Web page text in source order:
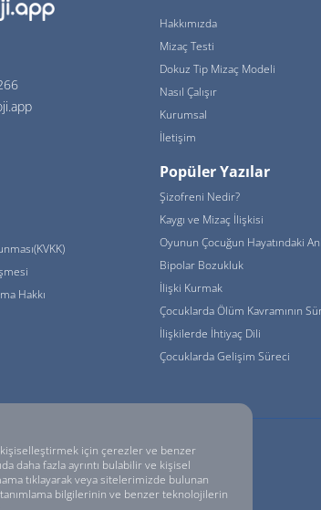
Hakkı
Hakkımızda
Mizaç Testi
Dokuz Tip Mizaç Modeli
Nasıl Çalışır
Kurumsal
İletişim
Popüler Yazılar
Şizofreni Nedir?
Kaygı ve Mizaç İlişkisi
Oyunun Çocuğun Hayatındaki
Bipolar Bozukluk
İlişki Kurmak
Çocuklarda Ölüm Kavramının
İlişkilerde İhtiyaç Dili
Çocuklarda Gelişim Süreci
Eğitim ve Danışmanlık Tic. Ltd. Şti. Tüm Hakları Sakldır.
için çerezler ve benzer
daha fazla ayrıntı bulabilir ve kişisel
tıklayarak veya sitelerimizde bulunan
bilgilerinin ve benzer teknolojilerin